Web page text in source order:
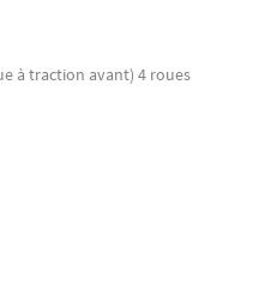
à traction avant) 4 roues